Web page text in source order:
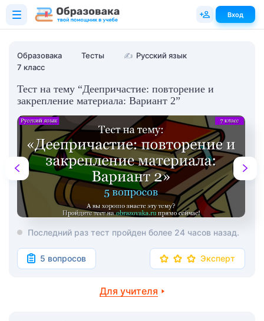
Образовака Тесты ✍ Русский язык
7 класс
Тест на тему “Деепричастие: повторение и
закрепление материала: Вариант 2”
Последний раз тест пройден более 24 часов назад.
5 вопросов Эксперт
Для учителя
Вход